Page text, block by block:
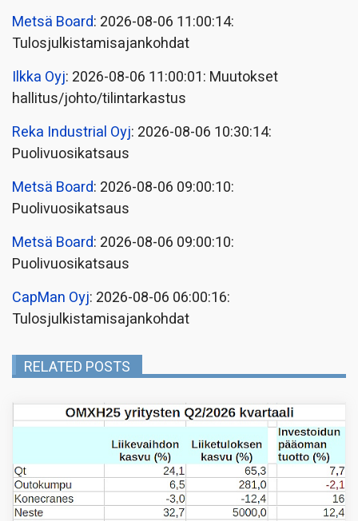
Metsä Board: 2026-08-06 11:00:14:
Tulosjulkistamisajankohdat
Ilkka Oyj: 2026-08-06 11:00:01: Muutokset
hallitus/johto/tilintarkastus
Reka Industrial Oyj: 2026-08-06 10:30:14:
Puolivuosikatsaus
Metsä Board: 2026-08-06 09:00:10:
Puolivuosikatsaus
Metsä Board: 2026-08-06 09:00:10:
Puolivuosikatsaus
CapMan Oyj: 2026-08-06 06:00:16:
Tulosjulkistamisajankohdat
RELATED POSTS